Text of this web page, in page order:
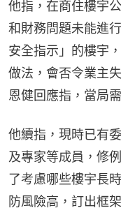
他指，在商住樓宇
和財務問題未能進
安全指示」的樓宇
做法，會否令業主
恩健回應指，當局
他續指，現時已有
及專家等成員，修
了考慮哪些樓宇長
防風險高，訂出框